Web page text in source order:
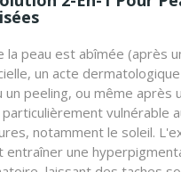
la peau est abîmée (après
un acte
un peeling, ou même après
vulnérable
notamment le soleil.
entraîner une